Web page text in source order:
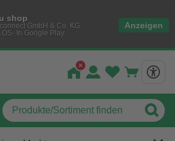
shop
GmbH & Co. KG
In Google Play
Anzeigen